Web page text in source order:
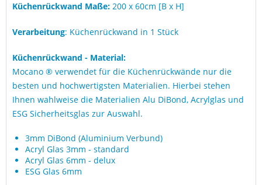
Küchenrückwand Maße: 200 x 60cm [B x H]
Verarbeitung: Küchenrückwand in 1 Stück
Küchenrückwand - Material:
Mocano ® verwendet für die Küchenrückwände nur die
besten und hochwertigsten Materialien. Hierbei stehen
Ihnen wahlweise die Materialien Alu DiBond, Acrylglas und
ESG Sicherheitsglas zur Auswahl.
3mm DiBond (Aluminium Verbund)
Acryl Glas 3mm - standard
Acryl Glas 6mm - delux
ESG Glas 6mm